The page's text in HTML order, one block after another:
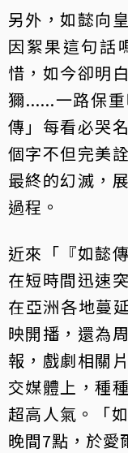
另外，如懿向
因絮果這句話
惜，如今卻明
獮......一路保
傳」每看必哭
個字不但完美
最終的幻滅，
過程。
近來「『如懿
在短時間迅速
在亞洲各地蔓
映開播，還為
報，戲劇相關
交媒體上，種
超高人氣。「
晚間7點，於愛